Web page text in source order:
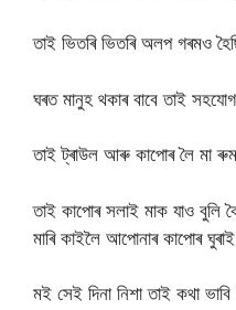
তাই ভিতৰি ভিতৰি অলপ গৰমও
ঘৰত মানুহ থকাৰ বাবে তাই
তাই ট্ৰাউল আৰু কাপোৰ লৈ মা
তাই কাপোৰ সলাই মাক যাও বুলি
মাৰি কাইলৈ আপোনাৰ কাপোৰ
মই সেই দিনা নিশা তাই কথা